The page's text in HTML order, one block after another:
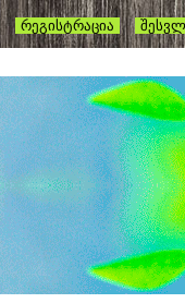
რეგისტრაცია